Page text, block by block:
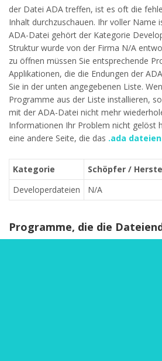
der Datei ADA treffen, ist es oft die
Inhalt durchzuschauen. Ihr voller Name
ADA-Datei gehört der Kategorie
Struktur wurde von der Firma N/A
zu öffnen müssen Sie entsprechende
Applikationen, die die Endungen der
Sie in der unten angegebenen Liste.
Programme aus der Liste installieren,
mit der ADA-Datei nicht mehr
Informationen Ihr Problem nicht gelöst
eine andere Seite, die das .ada
Kategorie Schöpfer /
Developerdateien
N/A
Programme, die die